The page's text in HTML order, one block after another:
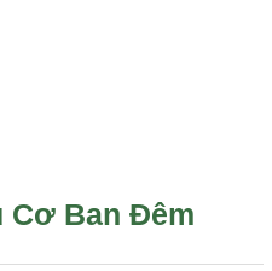
Cơ Ban Đêm